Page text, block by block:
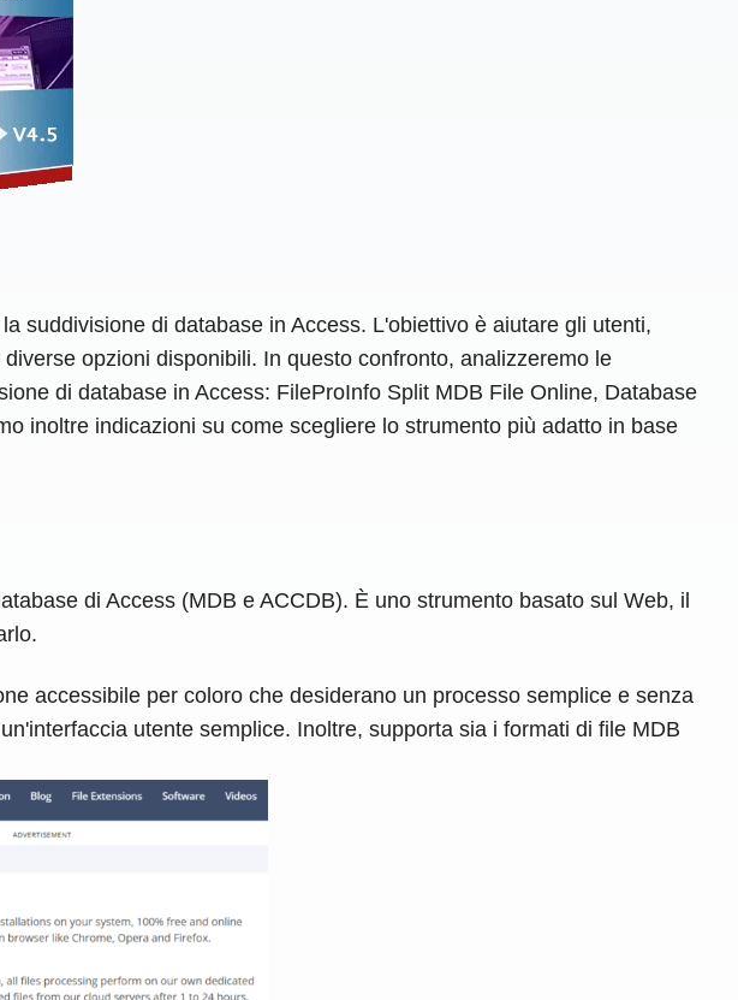
suddivisione di database in Access. L'obiettivo è aiutare gli utenti,
opzioni disponibili. In questo confronto, analizzeremo le
di database in Access: FileProInfo Split MDB File Online, Database
inoltre indicazioni su come scegliere lo strumento più adatto in base
di Access (MDB e ACCDB). È uno strumento basato sul Web, il
accessibile per coloro che desiderano un processo semplice e senza
utente semplice. Inoltre, supporta sia i formati di file MDB